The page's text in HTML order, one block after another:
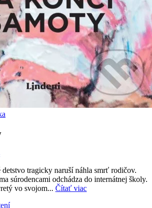
detstvo tragicky naruší náhla smrť rodičov.
súrodencami odchádza do internátnej školy.
vo svojom... Čítať viac